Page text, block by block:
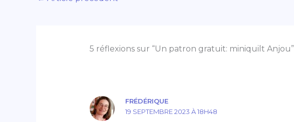
5 réflexions sur “Un patron gratuit: miniquilt Anjou”
FRÉDÉRIQUE
19 SEPTEMBRE 2023 À 18H48